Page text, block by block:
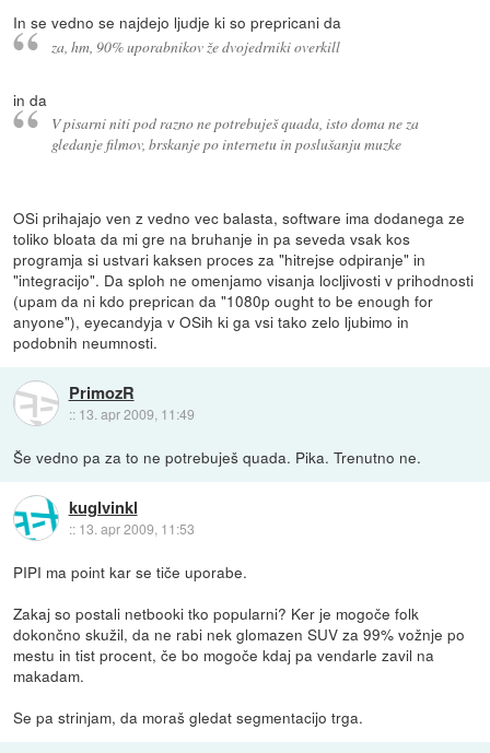
In se vedno se najdejo ljudje ki so prepricani da
za, hm, 90% uporabnikov že dvojedrniki overkill
in da
V pisarni niti pod razno ne potrebuješ quada, isto doma ne za
gledanje filmov, brskanje po internetu in poslušanju muzke
OSi prihajajo ven z vedno vec balasta, software ima dodanega ze
toliko bloata da mi gre na bruhanje in pa seveda vsak kos
programja si ustvari kaksen proces za "hitrejse odpiranje" in
"integracijo". Da sploh ne omenjamo visanja locljivosti v prihodnosti
(upam da ni kdo preprican da "1080p ought to be enough for
anyone"), eyecandyja v OSih ki ga vsi tako zelo ljubimo in
podobnih neumnosti.
PrimozR
:: 13. apr 2009, 11:49
Še vedno pa za to ne potrebuješ quada. Pika. Trenutno ne.
kuglvinkl
:: 13. apr 2009, 11:53
PIPI ma point kar se tiče uporabe.
Zakaj so postali netbooki tko popularni? Ker je mogoče folk
dokončno skužil, da ne rabi nek glomazen SUV za 99% vožnje po
mestu in tist procent, če bo mogoče kdaj pa vendarle zavil na
makadam.
Se pa strinjam, da moraš gledat segmentacijo trga.